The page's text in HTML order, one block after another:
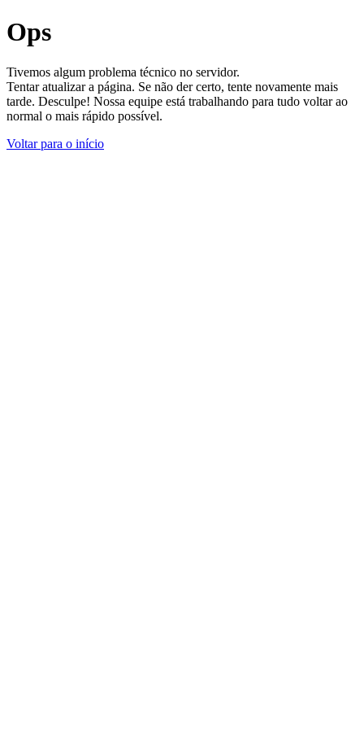
Ops
Tivemos algum problema técnico no servidor.
Tentar atualizar a página. Se não der certo, tente novamente mais
tarde. Desculpe! Nossa equipe está trabalhando para tudo voltar ao
normal o mais rápido possível.
Voltar para o início